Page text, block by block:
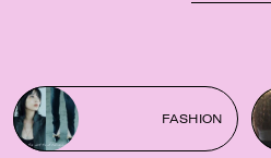
FASHION